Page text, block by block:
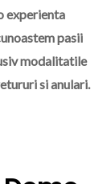
experienta
pasii
modalitatile
si anulari.